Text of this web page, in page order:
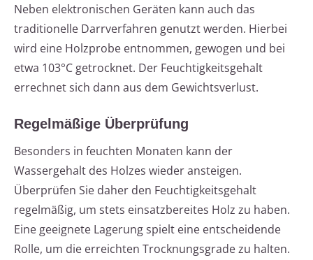
Neben elektronischen Geräten kann auch das
traditionelle Darrverfahren genutzt werden. Hierbei
wird eine Holzprobe entnommen, gewogen und bei
etwa 103°C getrocknet. Der Feuchtigkeitsgehalt
errechnet sich dann aus dem Gewichtsverlust.
Regelmäßige Überprüfung
Besonders in feuchten Monaten kann der
Wassergehalt des Holzes wieder ansteigen.
Überprüfen Sie daher den Feuchtigkeitsgehalt
regelmäßig, um stets einsatzbereites Holz zu haben.
Eine geeignete Lagerung spielt eine entscheidende
Rolle, um die erreichten Trocknungsgrade zu halten.